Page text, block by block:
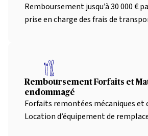
Remboursement jusqu’à 30 000 €
prise en charge des frais de
Remboursement Forfaits et
endommagé
Forfaits remontées mécaniques et
Location d’équipement de